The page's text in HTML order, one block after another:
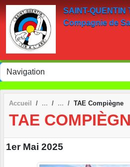
SAINT-QUENTIN
Compagnie de
Accueil TAE Compiègne
TAE
1er Mai 2025
Panneau de gestion des cookies